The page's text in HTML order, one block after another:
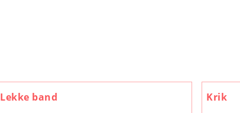
Lekke band Krik